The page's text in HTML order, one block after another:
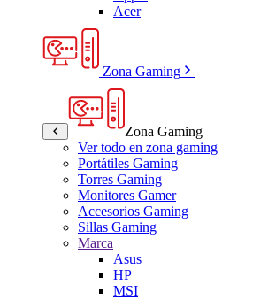
Acer
Zona Gaming
Zona Gaming
Ver todo en zona gaming
Portátiles Gaming
Torres Gaming
Monitores Gamer
Accesorios Gaming
Sillas Gaming
Marca
Asus
HP
MSI